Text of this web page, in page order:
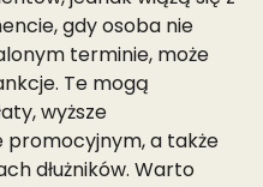
gdy osoba nie
terminie, może
Te mogą
wyższe
a także
dłużników. Warto